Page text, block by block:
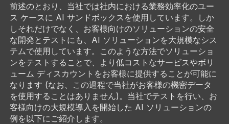
前述のとおり、当社では社内における業務効率化のユー
ス ケースに AI サンドボックスを使用しています。しか
しそれだけでなく、お客様向けのソリューションの安全
な開発とテストにも、AI ソリューションを大規模なシス
テムで使用しています。このような方法でソリューショ
ンをテストすることで、より低コストなサービスやボリ
ューム ディスカウントをお客様に提供することが可能に
なります (なお、この過程で当社がお客様の機密データ
を使用することはありません)。当社でテストを行い、お
客様向けの大規模導入を開始した AI ソリューションの
例を以下にご紹介します。